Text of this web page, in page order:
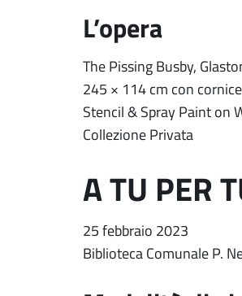
L’opera
The Pissing Busby,
245 × 114 cm con cornice
Stencil & Spray Paint on
Collezione Privata
A TU PER
25 febbraio 2023
Biblioteca Comunale P.